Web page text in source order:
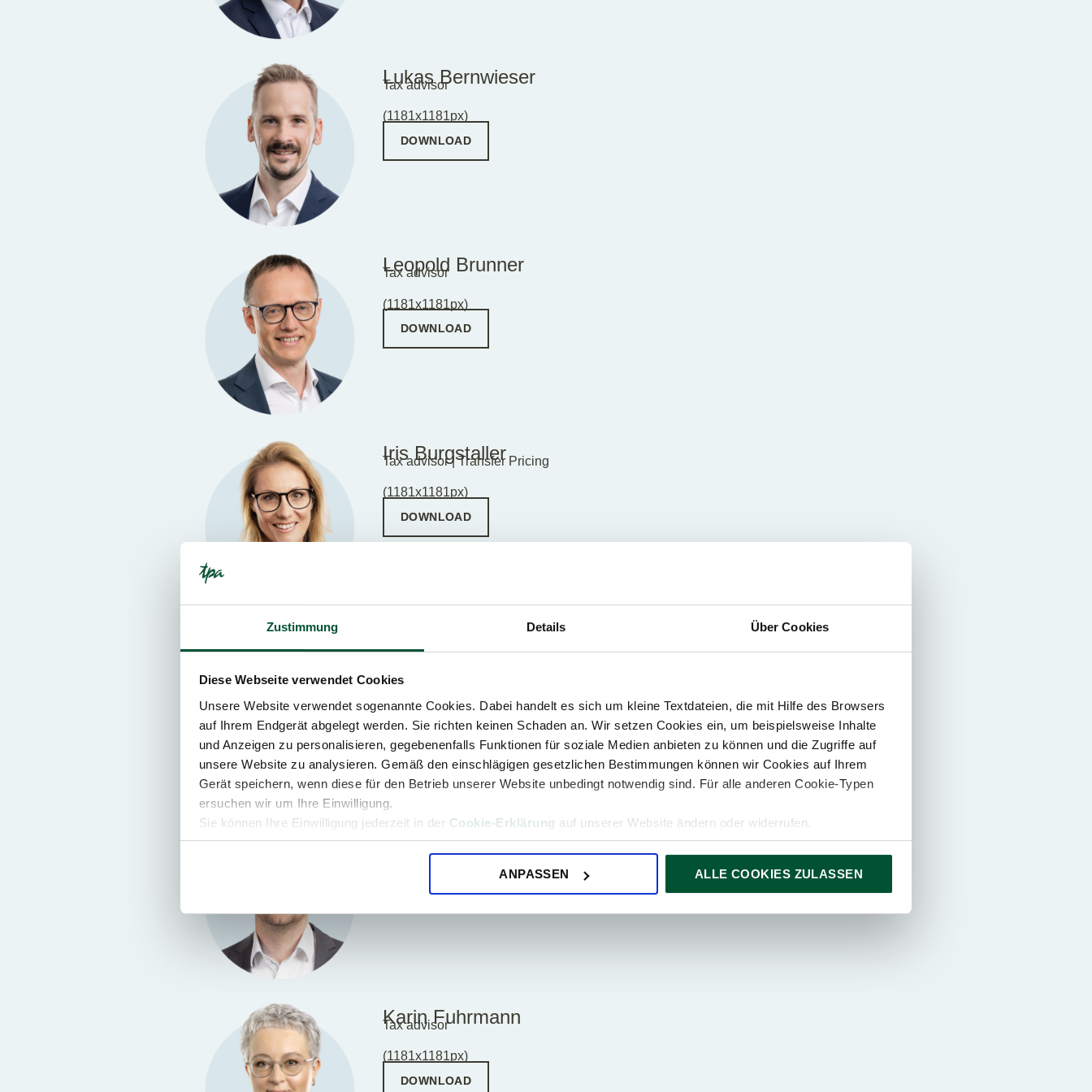
Zustimmung Details Über Cookies
Diese Webseite verwendet Cookies
Unsere Website verwendet sogenannte Cookies. Dabei handelt es sich um kleine Textdateien, die mit Hilfe des Browsers
auf Ihrem Endgerät abgelegt werden. Sie richten keinen Schaden an. Wir setzen Cookies ein, um beispielsweise Inhalte
und Anzeigen zu personalisieren, gegebenenfalls Funktionen für soziale Medien anbieten zu können und die Zugriffe auf
unsere Website zu analysieren. Gemäß den einschlägigen gesetzlichen Bestimmungen können wir Cookies auf Ihrem
Gerät speichern, wenn diese für den Betrieb unserer Website unbedingt notwendig sind. Für alle anderen Cookie-Typen
ersuchen wir um Ihre Einwilligung.
Sie können Ihre Einwilligung jederzeit in der Cookie-Erklärung auf unserer Website ändern oder widerrufen.
ANPASSEN ALLE COOKIES ZULASSEN
Lukas Bernwieser
Tax advisor
(1181x1181px)
DOWNLOAD
Leopold Brunner
Tax advisor
(1181x1181px)
DOWNLOAD
Iris Burgstaller
Tax advisor | Transfer Pricing
(1181x1181px)
DOWNLOAD
Tax advisor
(1181x1181px)
DOWNLOAD
René Ebenwaldner
Tax advisor
DOWNLOAD
Karin Fuhrmann
Tax advisor
(1181x1181px)
DOWNLOAD